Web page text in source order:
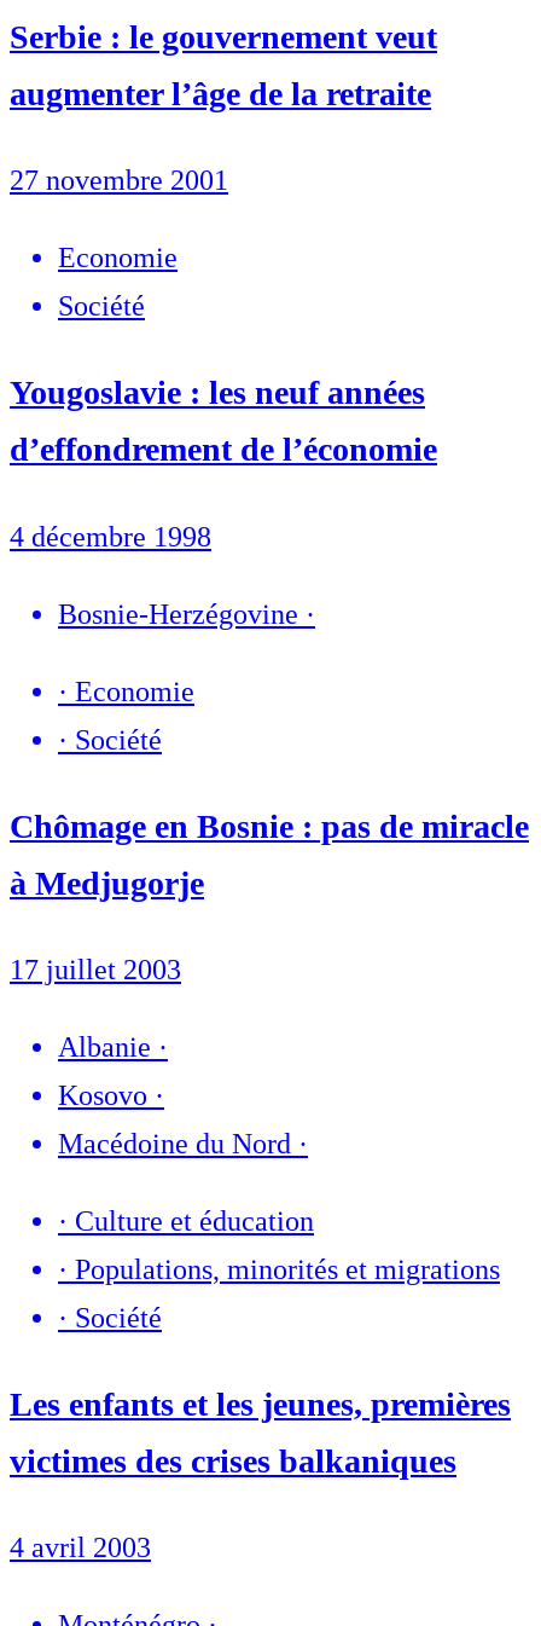
Serbie : le gouvernement veut
augmenter l’âge de la retraite
27 novembre 2001
Economie
Société
Yougoslavie : les neuf années
d’effondrement de l’économie
4 décembre 1998
Bosnie-Herzégovine ·
· Economie
· Société
Chômage en Bosnie : pas de miracle
à Medjugorje
17 juillet 2003
Albanie ·
Kosovo ·
Macédoine du Nord ·
· Culture et éducation
· Populations, minorités et migrations
· Société
Les enfants et les jeunes, premières
victimes des crises balkaniques
4 avril 2003